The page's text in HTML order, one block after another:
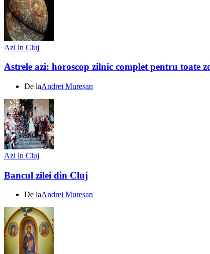
Azi in Cluj
Astrele azi: horoscop zilnic complet pentru toate
De laAndrei Mureșan
Azi in Cluj
Bancul zilei din Cluj
De laAndrei Mureșan